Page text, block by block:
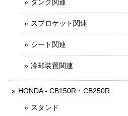
タンク関連
スプロケット関連
シート関連
冷却装置関連
HONDA - CB150R・CB250R
スタンド